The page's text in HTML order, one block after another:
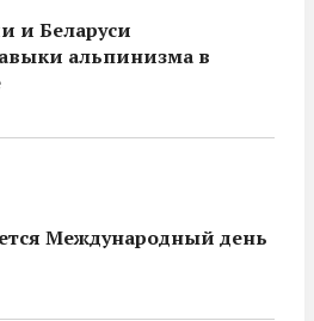
и Беларуси
альпинизма в
Международный день